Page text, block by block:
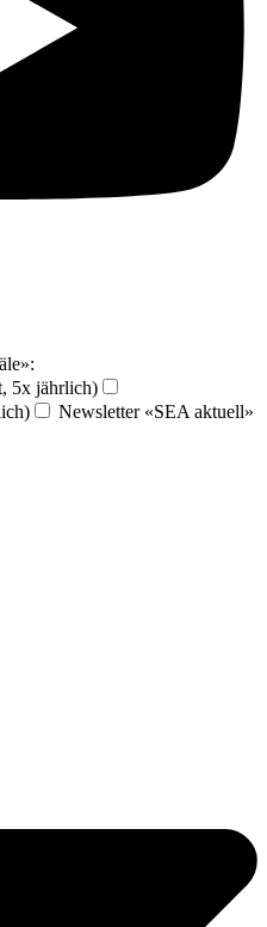
5x jährlich)
Newsletter «SEA aktuell»